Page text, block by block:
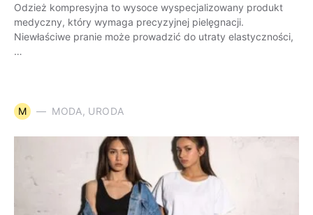
Odzież kompresyjna to wysoce wyspecjalizowany produkt
medyczny, który wymaga precyzyjnej pielęgnacji.
Niewłaściwe pranie może prowadzić do utraty elastyczności,
…
M MODA, URODA